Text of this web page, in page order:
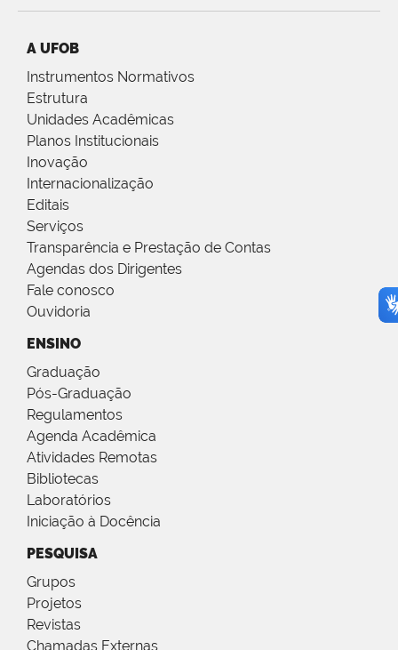
A UFOB
Instrumentos Normativos
Estrutura
Unidades Acadêmicas
Planos Institucionais
Inovação
Internacionalização
Editais
Serviços
Transparência e Prestação de Contas
Agendas dos Dirigentes
Fale conosco
Ouvidoria
ENSINO
Graduação
Pós-Graduação
Regulamentos
Agenda Acadêmica
Atividades Remotas
Bibliotecas
Laboratórios
Iniciação à Docência
PESQUISA
Grupos
Projetos
Revistas
Chamadas Externas